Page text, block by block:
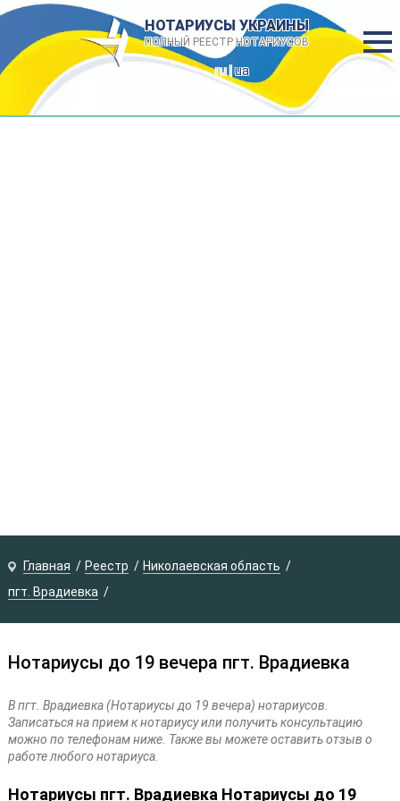
НОТАРИУСЫ УКРАИНЫ
ПОЛНЫЙ РЕЕСТР НОТАРИУСОВ
ru |ua
Главная Реестр
Николаевская область
пгт. Врадиевка
Нотариусы до 19 вечера пгт. Врадиевка
В пгт. Врадиевка (Нотариусы до 19 вечера) нотариусов.
Записаться на прием к нотариусу или получить консультацию
можно по телефонам ниже. Также вы можете оставить отзыв о
работе любого нотариуса.
Нотариусы пгт. Врадиевка Нотариусы до 19